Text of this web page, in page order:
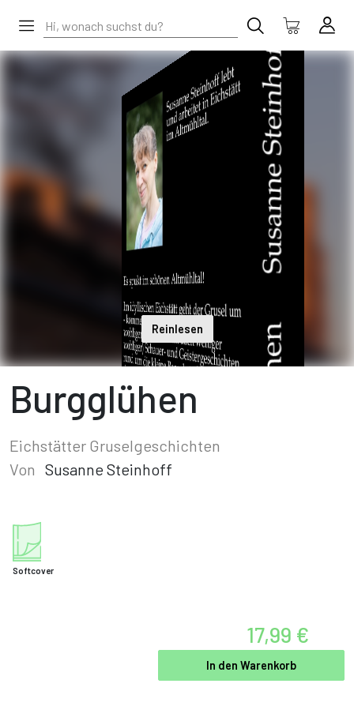
Reinlesen
Burgglühen
Eichstätter Gruselgeschichten
Von Susanne Steinhoff
Softcover
17,99 €
In den Warenkorb